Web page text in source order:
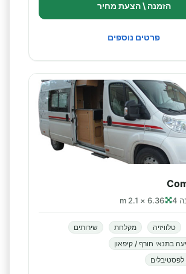
הזמנה \ הצעת מחיר
פרטים נוספים
4
6.36 × 2.1 m
טלוויזיה מקלחת
שירותים
בתנאי חורף / קיפאון